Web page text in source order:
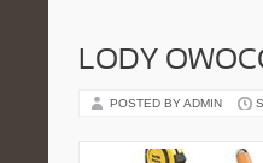
LODY
POSTED BY ADMIN